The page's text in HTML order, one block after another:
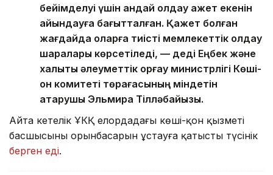
бейімделуі үшін қандай қолдау қажет екенін
айқындауға бағытталған. Қажет болған
жағдайда оларға тиісті мемлекеттік қолдау
шаралары көрсетіледі, — деді Еңбек және
халықты әлеуметтік қорғау министрлігі Көші-
қон комитеті төрағасының міндетін
атқарушы Эльмира Тілләбайқызы.
Айта кетелік ҰКҚ елордадағы көші-қон қызметі
басшысының орынбасарын ұстауға қатысты түсінік
берген еді.